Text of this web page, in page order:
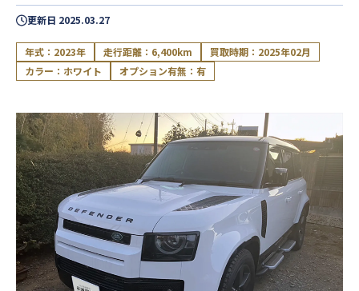
閉じる
更新日 2025.03.27
年式：2023年 走行距離：6,400km
買取時期：2025年02月
カラー：ホワイト
オプション有無：有